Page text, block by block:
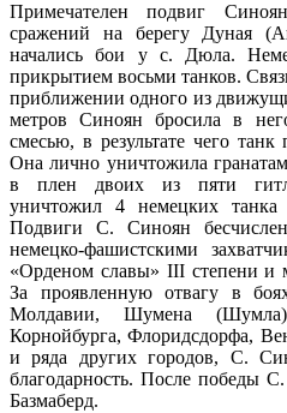
Примечателен подвиг
сражений на берегу Дуная
начались бои у с. Дюла.
прикрытием восьми танков.
приближении одного из
метров Синоян бросила в
смесью, в результате чего
Она лично уничтожила
в плен двоих из пяти
уничтожил 4 немецких
Подвиги С. Синоян
немецко-фашистскими
«Орденом славы» III степени и
За проявленную отвагу в
Молдавии, Шумена
Корнойбурга, Флоридсдорфа,
и ряда других городов, С.
благодарность. После победы
Базмаберд.